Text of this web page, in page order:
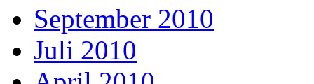
September 2010
Juli 2010